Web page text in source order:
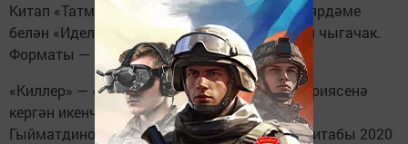
Китап «Татмедиа» акционерлык җәмгыяте ярдәме
белән «Идел пресс» нәшриятында басылып чыгачак.
Форматы — кесә китабы.
«Киллер» — «Казан утлары» китапханәсе сериясенә
кергән икенче китап. Беренчесе — Нәбирә
Гыйматдинованың «Уйламаган көнем юк» китабы 2020